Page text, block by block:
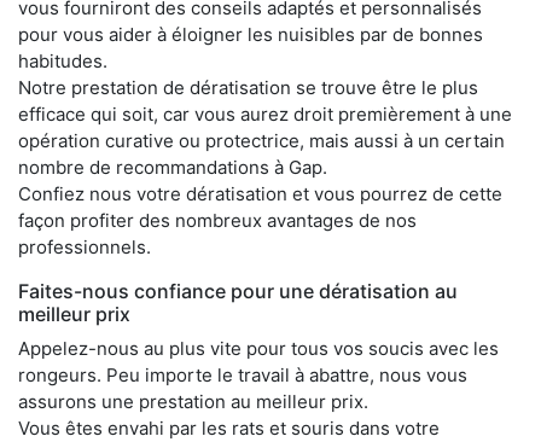
vous fourniront des conseils adaptés et personnalisés
pour vous aider à éloigner les nuisibles par de bonnes
habitudes.
Notre prestation de dératisation se trouve être le plus
efficace qui soit, car vous aurez droit premièrement à une
opération curative ou protectrice, mais aussi à un certain
nombre de recommandations à Gap.
Confiez nous votre dératisation et vous pourrez de cette
façon profiter des nombreux avantages de nos
professionnels.
Faites-nous confiance pour une dératisation au
meilleur prix
Appelez-nous au plus vite pour tous vos soucis avec les
rongeurs. Peu importe le travail à abattre, nous vous
assurons une prestation au meilleur prix.
Vous êtes envahi par les rats et souris dans votre